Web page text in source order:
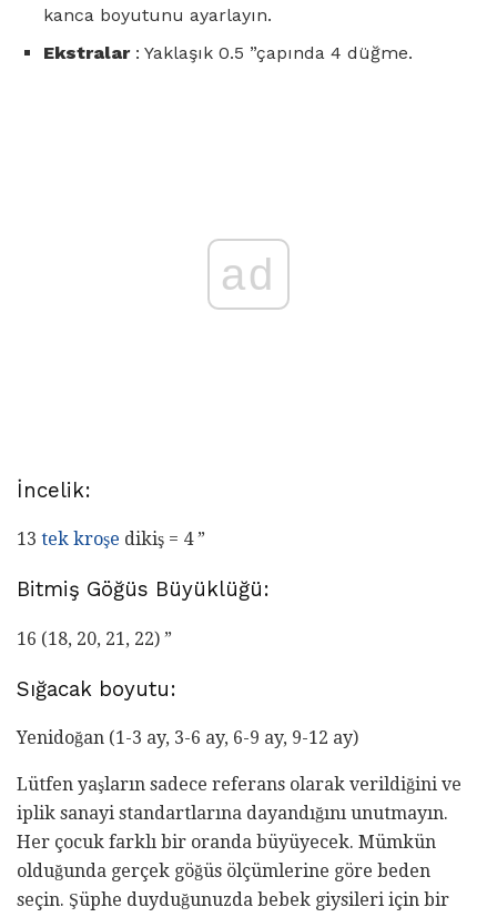
kanca boyutunu ayarlayın.
Ekstralar: Yaklaşık 0.5 ”çapında 4 düğme.
ad
İncelik:
13 tek kroşe dikiş = 4 ”
Bitmiş Göğüs Büyüklüğü:
16 (18, 20, 21, 22) ”
Sığacak boyutu:
Yenidoğan (1-3 ay, 3-6 ay, 6-9 ay, 9-12 ay)
Lütfen yaşların sadece referans olarak verildiğini ve
iplik sanayi standartlarına dayandığını unutmayın.
Her çocuk farklı bir oranda büyüyecek. Mümkün
olduğunda gerçek göğüs ölçümlerine göre beden
seçin. Şüphe duyduğunuzda bebek giysileri için bir